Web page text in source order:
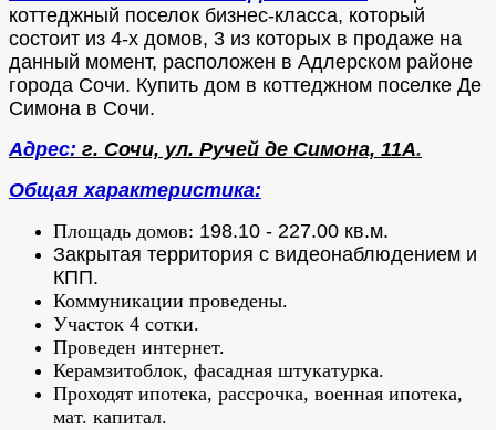
коттеджный поселок бизнес-класса, который
состоит из 4-х домов, 3 из которых в продаже на
данный момент, расположен в Адлерском районе
города Сочи. Купить дом в коттеджном поселке Де
Симона в Сочи.
Адрес: г. Сочи, ул. Ручей де Симона, 11А.
Общая характеристика:
Площадь домов: 198.10 - 227.00 кв.м.
Закрытая территория с видеонаблюдением и
КПП.
Коммуникации проведены.
Участок 4 сотки.
Проведен интернет.
Керамзитоблок, фасадная штукатурка.
Проходят ипотека, рассрочка, военная ипотека,
мат. капитал.